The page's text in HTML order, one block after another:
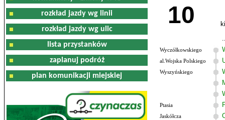
rozkład jazdy wg linii
rozkład jazdy wg ulic
lista przystanków
zaplanuj podróż
plan komunikacji miejskiej
10
Wyczółkowskiego
al.Wojska Polskiego
Wyszyńskiego
Ptasia
Jaskółcza